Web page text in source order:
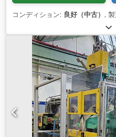
コンディション: 良好（中古） ,